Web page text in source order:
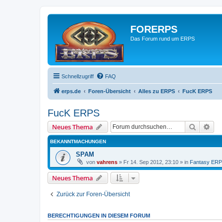
FORERPS
Das Forum rund um ERPS
Schnellzugriff FAQ
erps.de Foren-Übersicht Alles zu ERPS FucK ERPS
FucK ERPS
Neues Thema Suche
BEKANNTMACHUNGEN
SPAM
von vahrens » Fr 14. Sep 2012, 23:10 » in Fantasy
Neues Thema
Zurück zur Foren-Übersicht
BERECHTIGUNGEN IN DIESEM FORUM